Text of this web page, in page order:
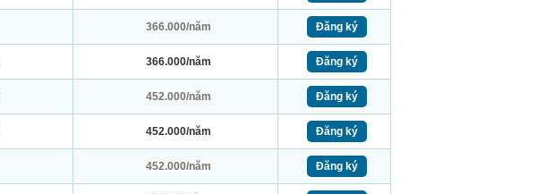
366.000/năm Đăng ký
366.000/năm Đăng ký
452.000/năm Đăng ký
452.000/năm Đăng ký
452.000/năm Đăng ký